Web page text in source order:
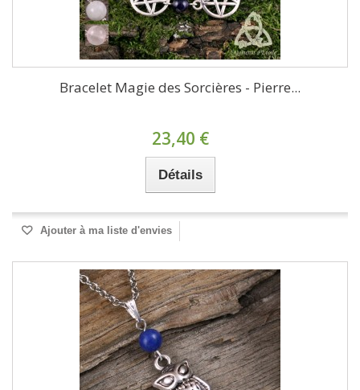
Bracelet Magie des Sorcières - Pierre...
23,40 €
Détails
Ajouter à ma liste d'envies